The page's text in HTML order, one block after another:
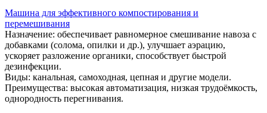
Машина для эффективного компостирования и
перемешивания
Назначение: обеспечивает равномерное смешивание навоза с
добавками (солома, опилки и др.), улучшает аэрацию,
ускоряет разложение органики, способствует быстрой
дезинфекции.
Виды: канальная, самоходная, цепная и другие модели.
Преимущества: высокая автоматизация, низкая трудоёмкость,
однородность перегнивания.